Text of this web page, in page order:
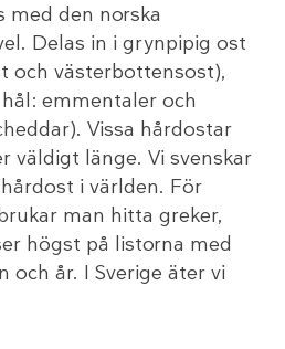
med den norska
Delas in i grynpipig ost
och västerbottensost),
emmentaler och
Vissa hårdostar
väldigt länge. Vi svenskar
i världen. För
man hitta greker,
högst på listorna med
och år. I Sverige äter vi